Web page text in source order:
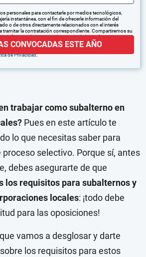
personales para contactarle por medios tecnológicos,
instantánea, con el fin de ofrecerle información del
o de otros directamente relacionados con el interés
tramitar la contratación correspondiente. Compartiremos su
conforman el
de productos y servicios de acuerdo a su petición.
de Privacidad.
CONVOCADAS ESTE AÑO
trabajar como subalterno en
Pues en este artículo te
lo que necesitas saber para
selectivo. Porque sí, antes
debes asegurarte de que
los requisitos para subalternos y
locales: ¡todo debe
para las oposiciones!
vamos a desglosar y darte
los requisitos para estos